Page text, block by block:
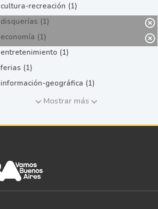
cultura-recreación (1)
disquerías (1)
economía (1)
entretenimiento (1)
ferias (1)
información-geográfica (1)
Mostrar más